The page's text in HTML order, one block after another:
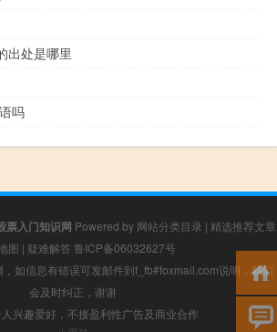
出处是哪里
吗
票入门知识网 Powered by 网站分类目录 | 精选推荐文章
图 | 疑难解答 鲁ICP备06032627号
如信息有错误可发邮件到f_fb#foxmail.com说明，我们
会及时纠正，谢谢
兴趣爱好，不接盈利性广告及商业合作